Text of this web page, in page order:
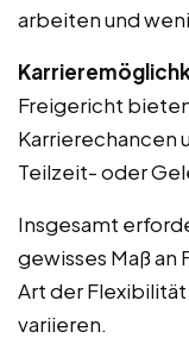
arbeiten und
Freigericht
Karrierechancen
Teilzeit- oder
Insgesamt
gewisses Maß
Art der
variieren.